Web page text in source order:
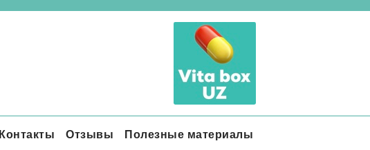
Контакты Отзывы Полезные материалы